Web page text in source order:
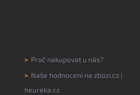
> Proč nakupovat u nás?
> Naše hodnocení na zbozi.cz |
heureka.cz